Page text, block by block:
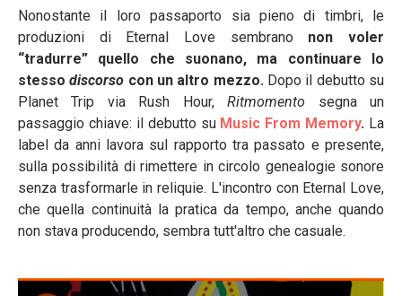
Nonostante il loro passaporto sia pieno di timbri, le
produzioni di Eternal Love sembrano non voler
“tradurre” quello che suonano, ma continuare lo
stessodiscorso con un altro mezzo.Dopo il debutto su
Planet Trip via Rush Hour,Ritmomento segna un
passaggio chiave: il debutto su Music From Memory. La
label da anni lavora sul rapporto tra passato e presente,
sulla possibilità di rimettere in circolo genealogie sonore
senza trasformarle in reliquie. L'incontro con Eternal Love,
che quella continuità la pratica da tempo, anche quando
non stava producendo, sembra tutt'altro che casuale.